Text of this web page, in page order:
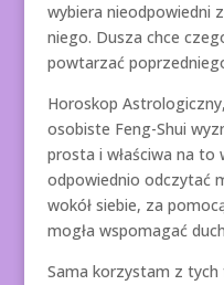
wybiera nieodpowiedni
niego. Dusza chce
powtarzać
Horoskop
osobiste Feng-Shui
prosta i właściwa na to
odpowiednio odczytać
wokół siebie, za
mogła wspomagać
Sama korzystam z tych